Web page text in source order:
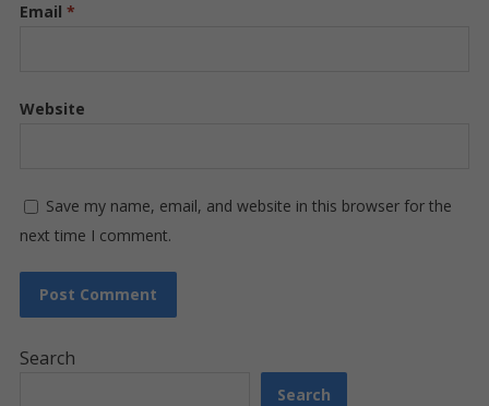
Email *
Website
Save my name, email, and website in this browser for the
next time I comment.
Search
Search